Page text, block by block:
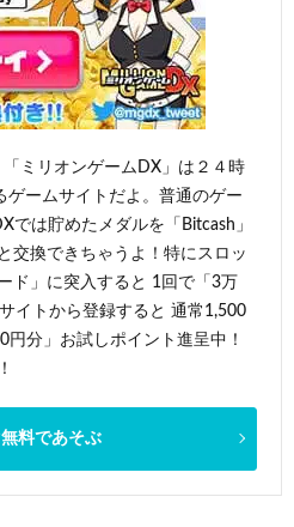
ミリオンゲームDX」は２４時
ゲームサイトだよ。普通のゲー
では貯めたメダルを「Bitcash」
交換できちゃうよ！特にスロッ
ド」に突入すると 1回で「3万
イトから登録すると 通常1,500
分」お試しポイント進呈中！
料であそぶ